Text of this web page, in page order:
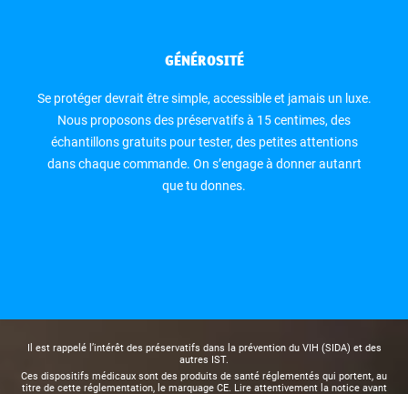
GÉNÉROSITÉ
Se protéger devrait être simple, accessible et jamais un luxe.
Nous proposons des préservatifs à 15 centimes, des
échantillons gratuits pour tester, des petites attentions
dans chaque commande. On s’engage à donner autanrt
que tu donnes.
Il est rappelé l’intérêt des préservatifs dans la prévention du VIH (SIDA) et des
autres IST.
Ces dispositifs médicaux sont des produits de santé réglementés qui portent, au
titre de cette réglementation, le marquage CE. Lire attentivement la notice avant